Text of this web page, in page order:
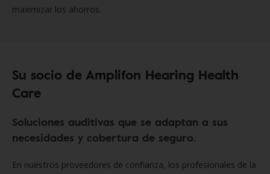
maximizar los ahorros.
Su socio de Amplifon Hearing Health
Care
Soluciones auditivas que se adaptan a sus
necesidades y cobertura de seguro.
En nuestros proveedores de confianza, los profesionales de la